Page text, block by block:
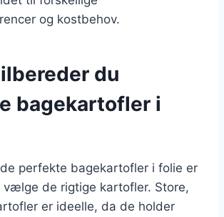
og kostbehov.
du
bagekartofler i
perfekte bagekartofler i folie er
de rigtige kartofler. Store,
er ideelle, da de holder